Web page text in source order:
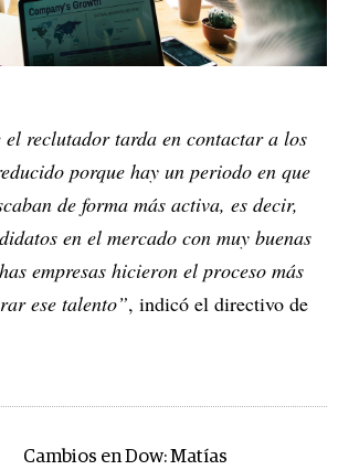
el reclutador tarda en contactar a los
porque hay un periodo en que
de forma más activa, es decir,
en el mercado con muy buenas
empresas hicieron el proceso más
ese talento”, indicó el directivo de
Cambios en Dow: Matías